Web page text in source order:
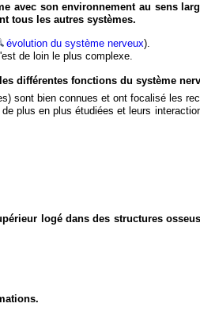
avec son environnement au sens
tous les autres systèmes.
évolution du système nerveux).
de loin le plus complexe.
différentes fonctions du système
sont bien connues et ont focalisé les
plus en plus étudiées et leurs
logé dans des structures